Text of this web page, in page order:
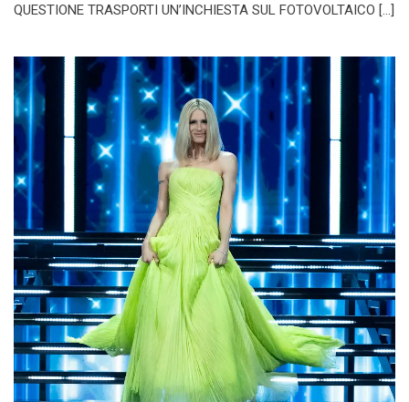
QUESTIONE TRASPORTI UN’INCHIESTA SUL FOTOVOLTAICO […]